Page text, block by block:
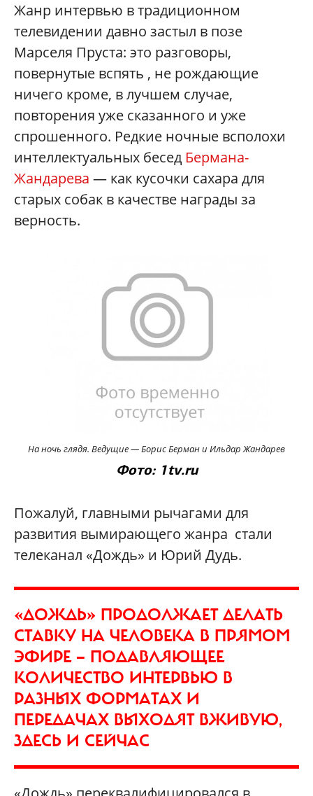
Жанр интервью в традиционном
телевидении давно застыл в позе
Марселя Пруста: это разговоры,
повернутые вспять , не рождающие
ничего кроме, в лучшем случае,
повторения уже сказанного и уже
спрошенного. Редкие ночные всполохи
интеллектуальных бесед Бермана-
Жандарева — как кусочки сахара для
старых собак в качестве награды за
верность.
На ночь глядя. Ведущие — Борис Берман и Ильдар Жандарeв
Фото: 1tv.ru
Пожалуй, главными рычагами для
развития вымирающего жанра стали
телеканал «Дождь» и Юрий Дудь.
«ДОЖДЬ» ПРОДОЛЖАЕТ ДЕЛАТЬ
СТАВКУ НА ЧЕЛОВЕКА В ПРЯМОМ
ЭФИРЕ — ПОДАВЛЯЮЩЕЕ
КОЛИЧЕСТВО ИНТЕРВЬЮ В
РАЗНЫХ ФОРМАТАХ И
ПЕРЕДАЧАХ ВЫХОДЯТ ВЖИВУЮ,
ЗДЕСЬ И СЕЙЧАС